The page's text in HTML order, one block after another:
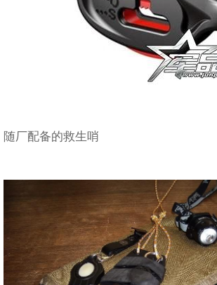
随厂配备的救生哨